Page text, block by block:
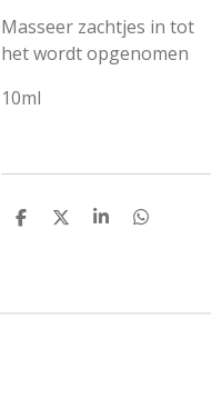
Masseer zachtjes in tot
het wordt opgenomen
10ml
D
D
S
D